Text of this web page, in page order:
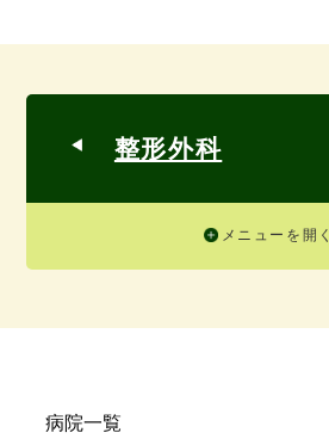
整形外科
メニューを開く
病院一覧